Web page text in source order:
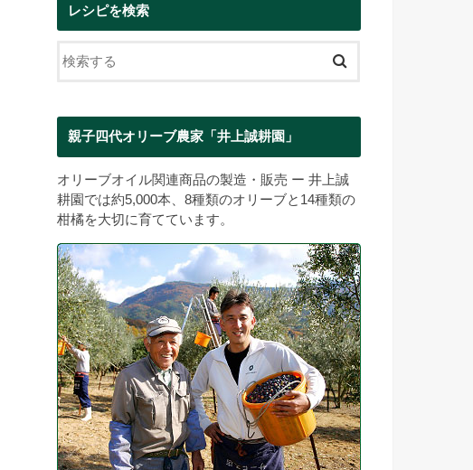
レシピを検索
親子四代オリーブ農家「井上誠耕園」
オリーブオイル関連商品の製造・販売 ー 井上誠
耕園では約5,000本、8種類のオリーブと14種類の
柑橘を大切に育てています。